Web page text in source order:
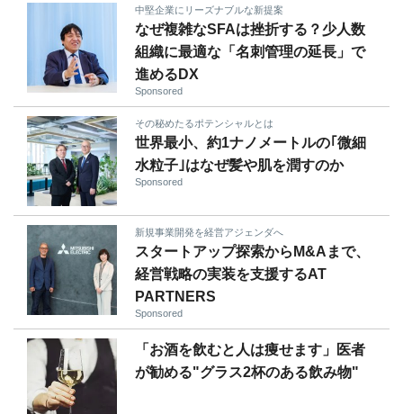
中堅企業にリーズナブルな新提案
なぜ複雑なSFAは挫折する？少人数
組織に最適な「名刺管理の延長」で
進めるDX
Sponsored
その秘めたるポテンシャルとは
世界最小、約1ナノメートルの｢微細
水粒子｣はなぜ髪や肌を潤すのか
Sponsored
新規事業開発を経営アジェンダへ
スタートアップ探索からM&Aまで、
経営戦略の実装を支援するAT
PARTNERS
Sponsored
「お酒を飲むと人は痩せます」医者
が勧める"グラス2杯のある飲み物"